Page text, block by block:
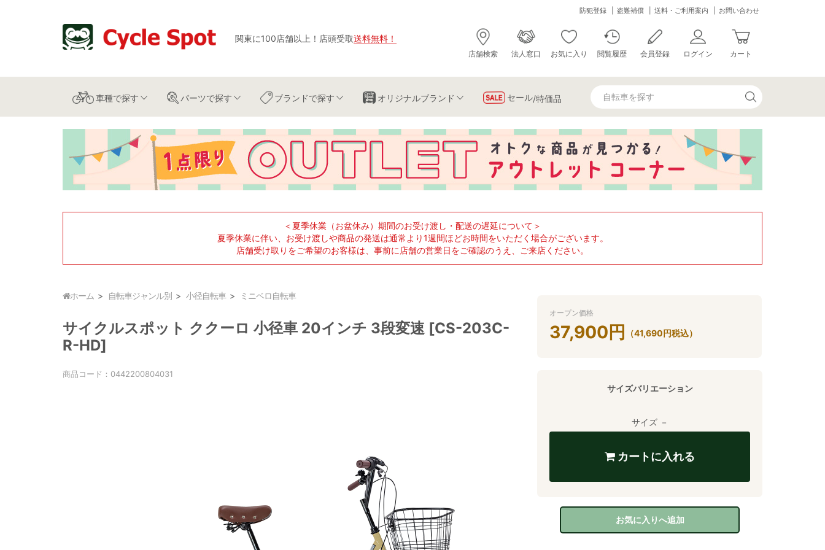
関東に100店舗以上 ！ 店頭受取送料無料 ！
防犯登録 盗難補償 送料・ご利用案内 お問い合わせ
店舗検索 法人窓口 お気に入り 閲覧履歴 会員登録 ログイン カート
車種で探す パーツで探す ブランドで探す オリジナルブランド セール/特価品
＜夏季休業（お盆休み）期間のお受け渡し・配送の遅延について＞
夏季休業に伴い、お受け渡しや商品の発送は通常より1週間ほどお時間をいただく場合がございます。
店舗受け取りをご希望のお客様は、事前に店舗の営業日をご確認のうえ、ご来店ください。
ホーム 自転車ジャンル別 小径自転車 ミニベロ自転車
サイクルスポット ククーロ 小径車 20インチ 3段変速 [CS-203C-
R-HD]
商品コード： 0442200804031
オープン価格
37,900 円 （41,690円税込）
サイズバリエーション
サイズ －
カートに入れる
お気に入りへ追加